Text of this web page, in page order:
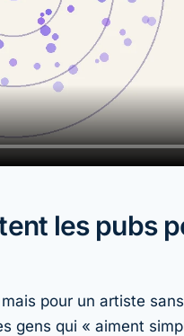
les pubs
pour un artiste
gens qui « aiment